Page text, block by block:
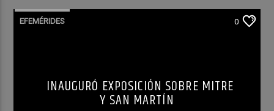
EFEMÉRIDES 0
INAUGURÓ EXPOSICIÓN SOBRE MITRE
Y SAN MARTÍN